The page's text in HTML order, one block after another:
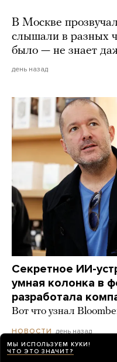
В Москве
слышали в разных
было — не знает
день назад
Секретное ИИ-
умная колонка в
разработала
Вот что узнал
НОВОСТИ день назад
МЫ ИСПОЛЬЗУЕМ КУКИ!
ЧТО ЭТО ЗНАЧИТ?